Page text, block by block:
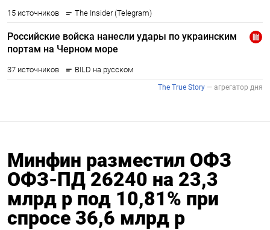
Минфин разместил ОФЗ
ОФЗ-ПД 26240 на 23,3
млрд р под 10,81% при
спросе 36,6 млрд р